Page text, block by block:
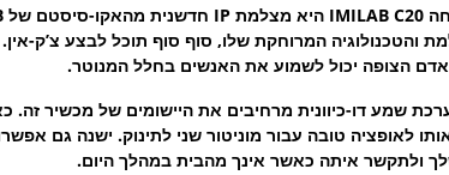
הצופה יכול לשמוע את האנשים בחלל המנוטר.
שמע דו-כיוונית מרחיבים את היישומים של מכשיר זה.
לאופציה טובה עבור מוניטור שני לתינוק. ישנה גם
ולתקשר איתה כאשר אינך מהבית במהלך היום.